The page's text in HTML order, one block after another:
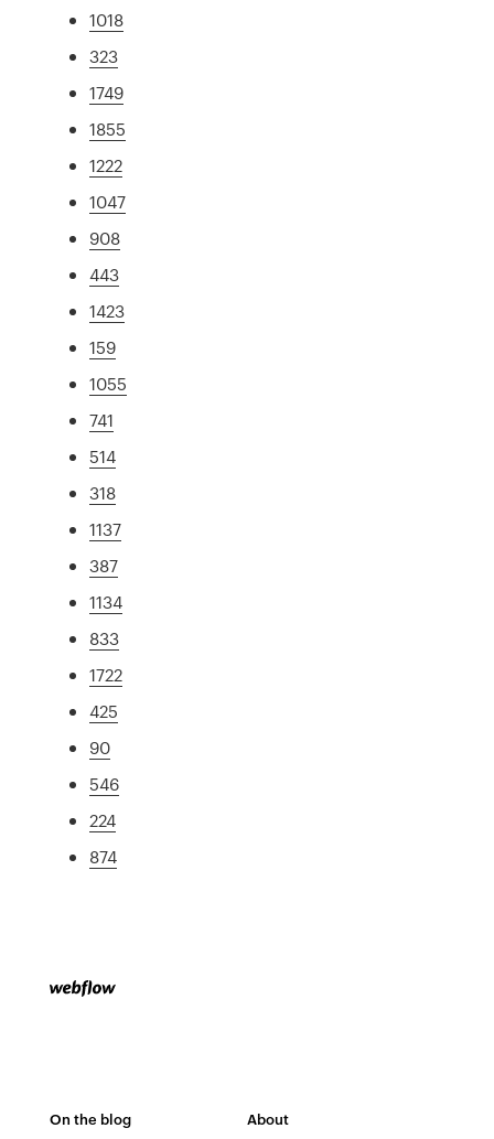
1018
323
1749
1855
1222
1047
908
443
1423
159
1055
741
514
318
1137
387
1134
833
1722
425
90
546
224
874
On the blog About